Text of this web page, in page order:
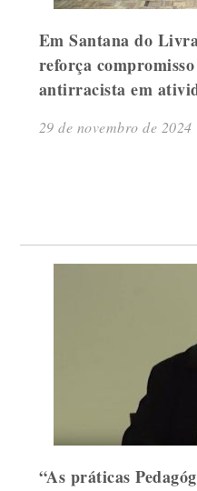
Em Santana do
reforça
antirracista em
29 de novembro de 2024
“As práticas